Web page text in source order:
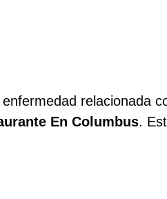
relacionada
En Columbus.